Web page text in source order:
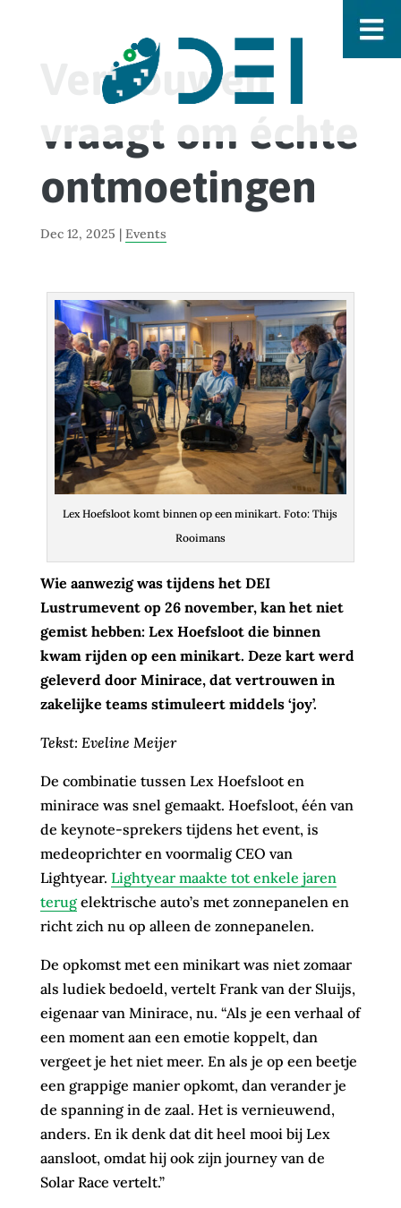
Vertrouwen
vraagt om échte
ontmoetingen
Dec 12, 2025 | Events
Lex Hoefsloot komt binnen op een minikart. Foto: Thijs
Rooimans
Wie aanwezig was tijdens het DEI
Lustrumevent op 26 november, kan het niet
gemist hebben: Lex Hoefsloot die binnen
kwam rijden op een minikart. Deze kart werd
geleverd door Minirace, dat vertrouwen in
zakelijke teams stimuleert middels ‘joy’.
Tekst: Eveline Meijer
De combinatie tussen Lex Hoefsloot en
minirace was snel gemaakt. Hoefsloot, één van
de keynote-sprekers tijdens het event, is
medeoprichter en voormalig CEO van
Lightyear. Lightyear maakte tot enkele jaren
terugelektrische auto’s met zonnepanelen en
richt zich nu op alleen de zonnepanelen.
De opkomst met een minikart was niet zomaar
als ludiek bedoeld, vertelt Frank van der Sluijs,
eigenaar van Minirace, nu. “Als je een verhaal of
een moment aan een emotie koppelt, dan
vergeet je het niet meer. En als je op een beetje
een grappige manier opkomt, dan verander je
de spanning in de zaal. Het is vernieuwend,
anders. En ik denk dat dit heel mooi bij Lex
aansloot, omdat hij ook zijn journey van de
Solar Race vertelt.”